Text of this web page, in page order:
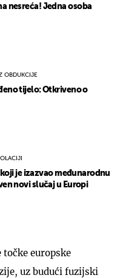
nesreća! Jedna osoba
OBDUKCIJE
tijelo: Otkriveno o
je izazvao međunarodnu
novi slučaj u Europi
točke europske
uz budući fuzijski